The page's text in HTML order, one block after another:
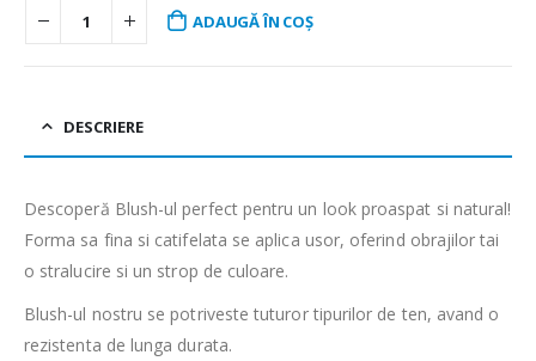
ADAUGĂ ÎN COȘ
DESCRIERE
Descoperă Blush-ul perfect pentru un look proaspat si natural!
Forma sa fina si catifelata se aplica usor, oferind obrajilor tai
o stralucire si un strop de culoare.
Blush-ul nostru se potriveste tuturor tipurilor de ten, avand o
rezistenta de lunga durata.